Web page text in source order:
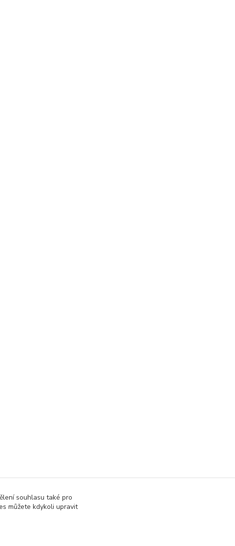
souhlasu také pro
můžete kdykoli upravit